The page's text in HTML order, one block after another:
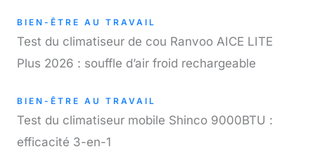
BIEN-ÊTRE AU TRAVAIL
Test du climatiseur de cou Ranvoo AICE LITE
Plus 2026 : souffle d’air froid rechargeable
BIEN-ÊTRE AU TRAVAIL
Test du climatiseur mobile Shinco 9000BTU :
efficacité 3-en-1